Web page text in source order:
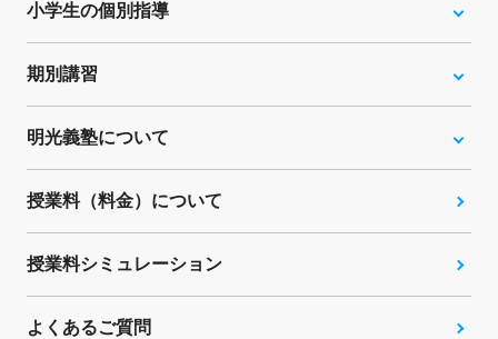
小学生の個別指導
期別講習
明光義塾について
授業料（料金）について
授業料シミュレーション
よくあるご質問